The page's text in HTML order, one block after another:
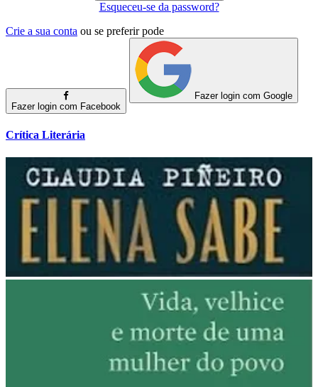
Esqueceu-se da password?
Crie a sua conta ou se preferir pode
Fazer login com Facebook
Fazer login com Google
Crítica Literária